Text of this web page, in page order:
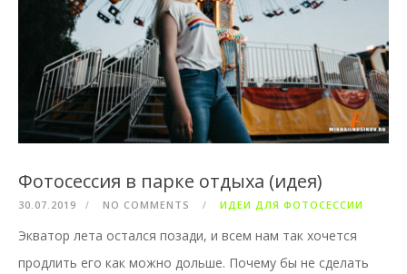
Фотосессия в парке отдыха (идея)
30.07.2019 NO COMMENTS ИДЕИ ДЛЯ ФОТОСЕССИИ
Экватор лета остался позади, и всем нам так хочется
продлить его как можно дольше. Почему бы не сделать